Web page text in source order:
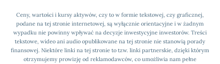
Ceny, wartości i kursy aktywów, czy to w formie tekstowej, czy graficznej,
podane na tej stronie internetowej, są wyłącznie orientacyjne i w żadnym
wypadku nie powinny wpływać na decyzje inwestycyjne inwestorów. Treści
tekstowe, wideo ani audio opublikowane na tej stronie nie stanowią porady
finansowej. Niektóre linki na tej stronie to tzw. linki partnerskie, dzięki którym
otrzymujemy prowizję od reklamodawców, co umożliwia nam pełne